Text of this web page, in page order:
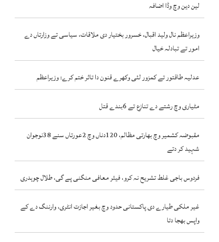
لین دین وچ وڈا اضافہ
وزیراعظم نال ولید اقبال، خسرور بختیار دی ملاقات، سیاسی تے وزارتاں دے
امور تے تبادلہ خیال
عدلیہ طاقتور تے کمزور لئی وکھرے قنون دا تاثر ختم کرے: وزیراعظم
مٹیاری وچ رشتے دے تنازع تے 6بندے قتل
مقبوضہ کشمیر وچ بھارتی مظالم، 120دناں وچ 2عورتاں سنے 38نوجوان
شہید کر دتے
فردوس باجی غلط تشریح نہ کرو، فیئر معافی منگنی پے گی، طلال چوہدری
غیر ملکی طیارے دی پاکستانی حدود وچ بغیر اجازت انٹری، وارننگ دے کے
واپس بھجا دتا